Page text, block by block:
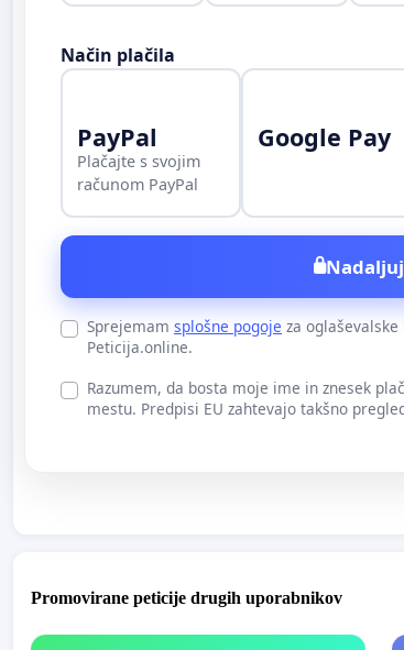
Način plačila
PayPal
Plačajte s svojim
računom PayPal
Google Pay
Sprejemam splošne pogoje za
Peticija.online.
Razumem, da bosta moje ime in znesek
mestu. Predpisi EU zahtevajo takšno
Promovirane peticije drugih uporabnikov